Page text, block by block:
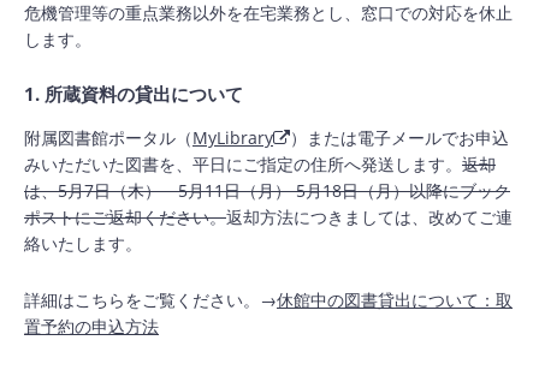
危機管理等の重点業務以外を在宅業務とし、窓口での対応を休止
します。
1. 所蔵資料の貸出について
附属図書館ポータル（MyLibrary
）または電子メールでお申込
みいただいた図書を、平日にご指定の住所へ発送します。 返却
は、5月7日（木） 5月11日（月）5月18日（月）以降にブック
ポストにご返却ください。返却方法につきましては、改めてご連
絡いたします。
詳細はこちらをご覧ください。→休館中の図書貸出について：取
置予約の申込方法